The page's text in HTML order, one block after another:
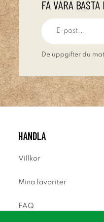
FÅ VÅRA
De uppgifter du
HANDLA
Villkor
Mina favoriter
FAQ